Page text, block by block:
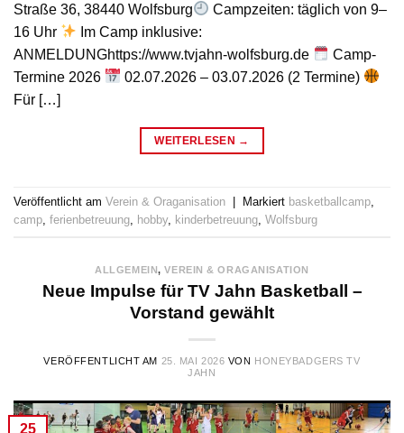
Straße 36, 38440 Wolfsburg
Campzeiten: täglich von 9–
16 Uhr
Im Camp inklusive:
ANMELDUNGhttps://www.tvjahn-wolfsburg.de
Camp-
Termine 2026
02.07.2026 – 03.07.2026 (2 Termine)
Für […]
WEITERLESEN →
Veröffentlicht am Verein & Oraganisation Markiert basketballcamp,
camp, ferienbetreuung, hobby, kinderbetreuung, Wolfsburg
ALLGEMEIN,VEREIN & ORAGANISATION
Neue Impulse für TV Jahn Basketball –
Vorstand gewählt
VERÖFFENTLICHT AM 25. MAI 2026 VON HONEYBADGERS TV
JAHN
25